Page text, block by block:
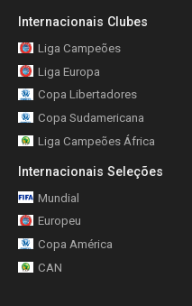
Internacionais Clubes
Liga Campeões
Liga Europa
Copa Libertadores
Copa Sudamericana
Liga Campeões África
Internacionais Seleções
Mundial
Europeu
Copa América
CAN